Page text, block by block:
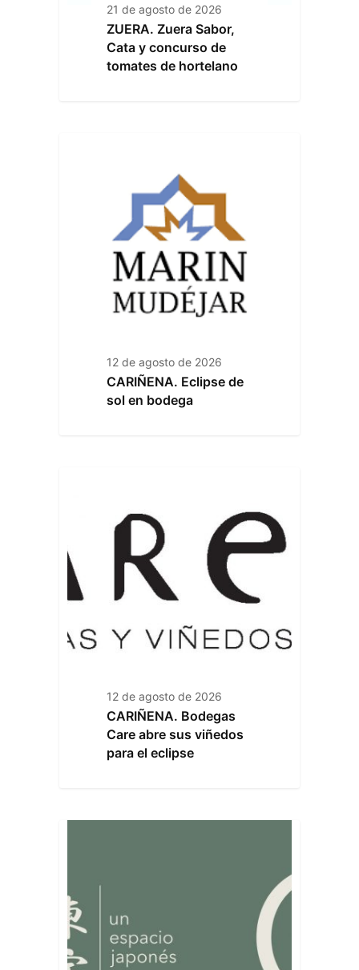
21 de agosto de 2026
ZUERA. Zuera Sabor,
Cata y concurso de
tomates de hortelano
12 de agosto de 2026
CARIÑENA. Eclipse de
sol en bodega
12 de agosto de 2026
CARIÑENA. Bodegas
Care abre sus viñedos
para el eclipse